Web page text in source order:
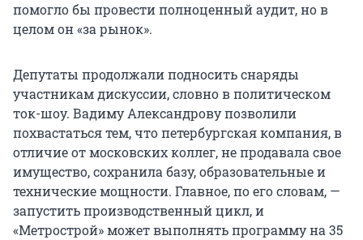
помогло бы провести полноценный аудит, но в
целом он «за рынок».
Депутаты продолжали подносить снаряды
участникам дискуссии, словно в политическом
ток-шоу. Вадиму Александрову позволили
похвастаться тем, что петербургская компания, в
отличие от московских коллег, не продавала свое
имущество, сохранила базу, образовательные и
технические мощности. Главное, по его словам, —
запустить производственный цикл, и
«Метрострой» может выполнять программу на 35